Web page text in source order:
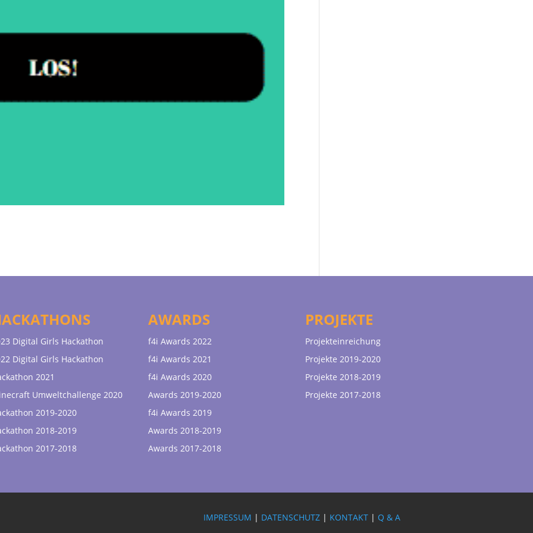
Digital Girls Hackathon
Digital Girls Hackathon
2021
Umweltchallenge 2020
2019-2020
2018-2019
2017-2018
AWARDS
f4i Awards 2022
f4i Awards 2021
f4i Awards 2020
Awards 2019-2020
f4i Awards 2019
Awards 2018-2019
Awards 2017-2018
PROJEKTE
Projekteinreichung
Projekte 2019-2020
Projekte 2018-2019
Projekte 2017-2018
IMPRESSUM | DATENSCHUTZ | KONTAKT | Q & A